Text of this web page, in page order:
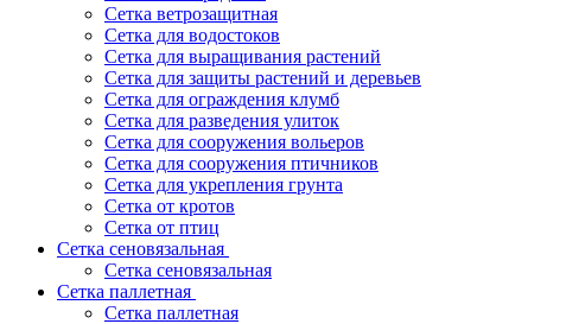
Сетка ветрозащитная
Сетка для водостоков
Сетка для выращивания растений
Сетка для защиты растений и деревьев
Сетка для ограждения клумб
Сетка для разведения улиток
Сетка для сооружения вольеров
Сетка для сооружения птичников
Сетка для укрепления грунта
Сетка от кротов
Сетка от птиц
Сетка сеновязальная
Сетка сеновязальная
Сетка паллетная
Сетка паллетная